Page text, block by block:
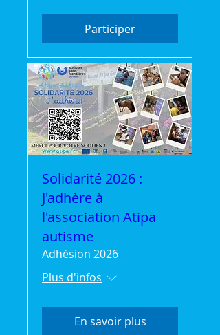
Participer
Solidarité 2026 :
J'adhère à
l'association Atipa
autisme
Adhésion 2026
Plus d'infos
En savoir plus